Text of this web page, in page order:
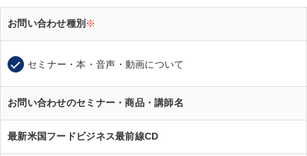
お問い合わせ種別 ※
セミナー・本・音声・動画について
お問い合わせのセミナー・商品・講師名
最新米国フードビジネス最前線CD